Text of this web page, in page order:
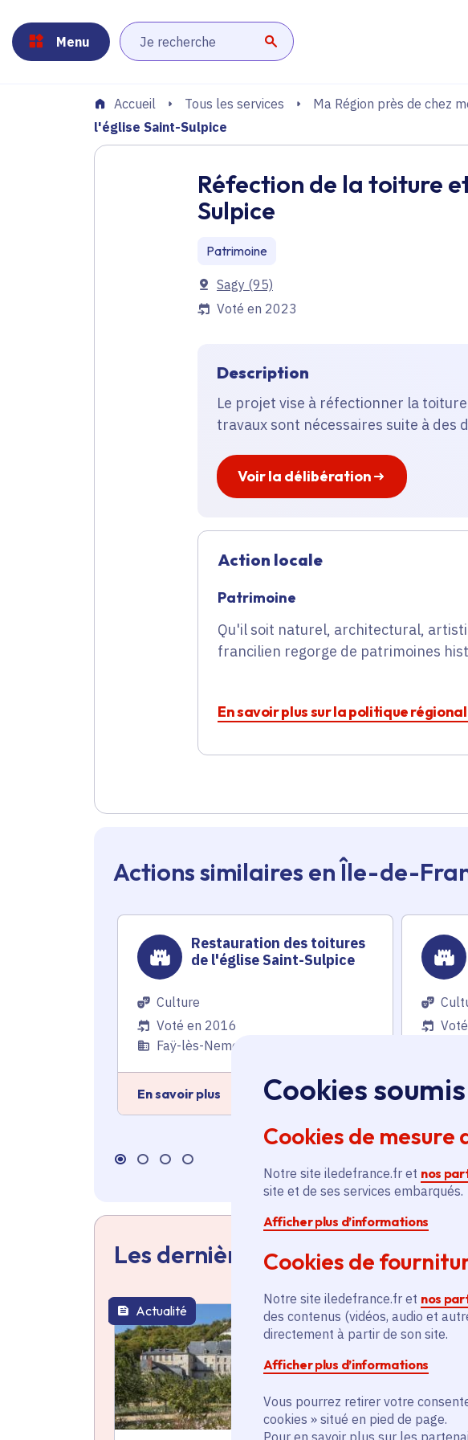
Cookies
Cookies de mesure
Notre site iledefrance.fr et nos
site et de ses services embarqués.
Afficher plus d’informations
Cookies de
Notre site iledefrance.fr et nos
des contenus (vidéos, audio et
directement à partir de son site.
Afficher plus d’informations
Vous pourrez retirer votre
cookies » situé en pied de page.
Pour en savoir plus sur les
Menu
Lancer la recherche
Accueil Tous les services Ma Région près de chez
l'église Saint-Sulpice
Réfection de la toiture
Sulpice
Patrimoine
Communes
Sagy (95)
Voté en 2023
Description
Le projet vise à réfectionner la
travaux sont nécessaires suite à des
Voir la délibération
Action locale
Patrimoine
Qu'il soit naturel, architectural,
francilien regorge de patrimoines
En savoir plus sur la politique
Actions similaires en Île-de-
Restauration des toitures
de l'église Saint-Sulpice
Culture
Voté en 2016
Faÿ-lès-Nemours (77)
En savoir plus En
Les dernières actualités
thématique active
Actualité